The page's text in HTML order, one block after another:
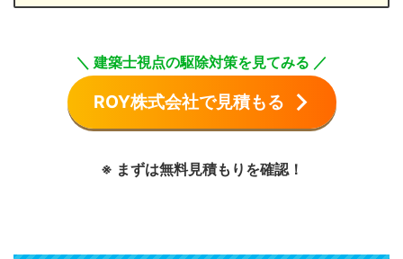
＼ 建築士視点の駆除対策を見てみる ／
ROY株式会社で見積もる
※ まずは無料見積もりを確認！